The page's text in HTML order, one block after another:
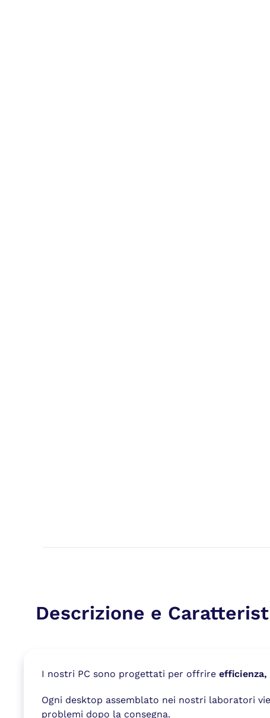
Descrizione e
I nostri PC sono progettati per offrire
Ogni desktop assemblato nei nostri laboratori
problemi dopo la consegna.